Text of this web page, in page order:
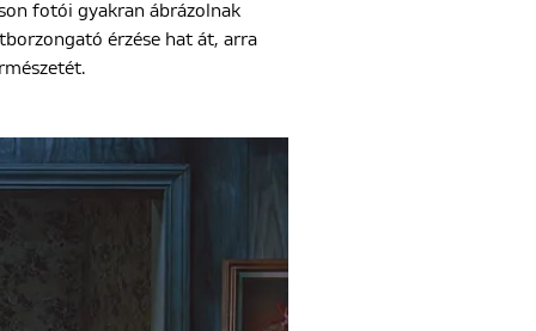
fotói gyakran ábrázolnak
érzése hat át, arra